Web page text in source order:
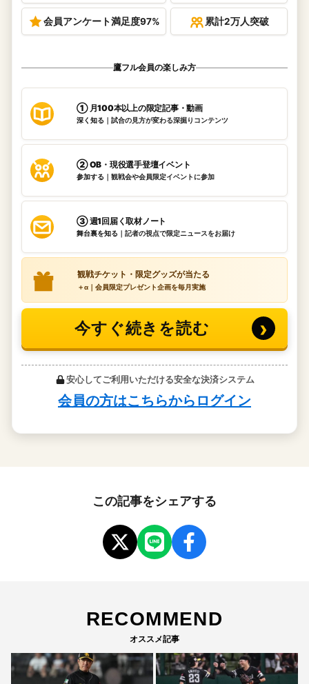
この記事をシェアする
RECOMMEND
オススメ記事